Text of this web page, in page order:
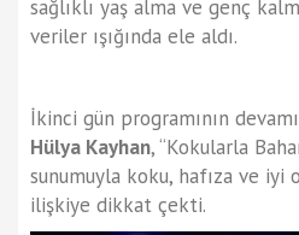
sağlıklı yaş alma ve genç
veriler ışığında ele aldı.
İkinci gün programının
Hülya Kayhan, “Kokularla
sunumuyla koku, hafıza ve iyi
ilişkiye dikkat çekti.